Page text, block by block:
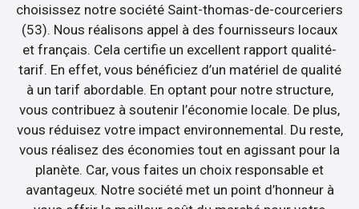
choisissez notre société Saint-thomas-de-courceriers
(53). Nous réalisons appel à des fournisseurs locaux
et français. Cela certifie un excellent rapport qualité-
tarif. En effet, vous bénéficiez d’un matériel de qualité
à un tarif abordable. En optant pour notre structure,
vous contribuez à soutenir l’économie locale. De plus,
vous réduisez votre impact environnemental. Du reste,
vous réalisez des économies tout en agissant pour la
planète. Car, vous faites un choix responsable et
avantageux. Notre société met un point d’honneur à